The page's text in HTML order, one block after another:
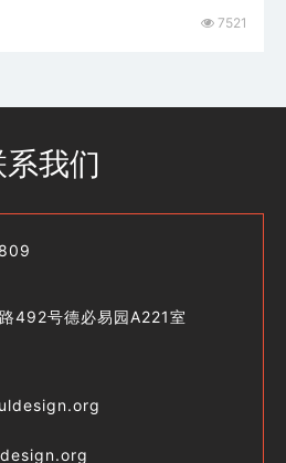
7521
系我们
492号德必易园A221室